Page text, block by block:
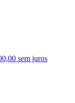
sem juros